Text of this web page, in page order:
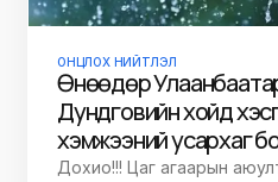
ОНЦЛОХ НИЙТЛЭЛ
Өнөөдөр
Дундговийн хойд
хэмжээний усархаг
Дохио!!! Цаг агаарын